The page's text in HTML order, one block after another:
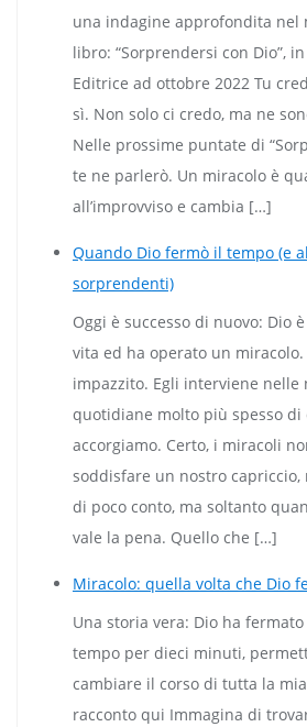
una indagine approfondita nel
libro: “Sorprendersi con Dio”,
Editrice ad ottobre 2022 Tu
sì. Non solo ci credo, ma ne
Nelle prossime puntate di
te ne parlerò. Un miracolo è
all’improvviso e cambia […]
Quando Dio fermò il tempo (e
sorprendenti)
Oggi è successo di nuovo: Dio
vita ed ha operato un miracolo.
impazzito. Egli interviene nelle
quotidiane molto più spesso di
accorgiamo. Certo, i miracoli
soddisfare un nostro
di poco conto, ma soltanto
vale la pena. Quello che […]
Miracolo: quella volta che Dio
Una storia vera: Dio ha
tempo per dieci minuti,
cambiare il corso di tutta la
racconto qui Immagina di